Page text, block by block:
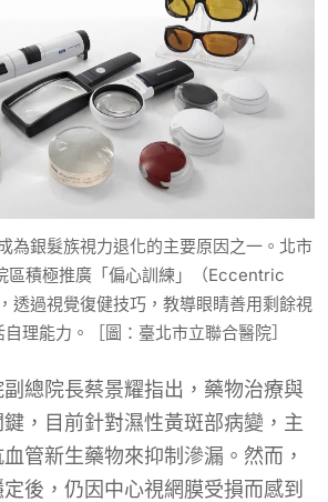
為銀髮族視力退化的主要原因之一。北市
區積極推廣「偏心訓練」（Eccentric
透過視覺復健技巧，教導眼睛善用剩餘視
理能力。［圖：臺北市立聯合醫院］
總院長蔡景耀指出，藥物治療與
，目前針對濕性黃斑部病變，主
管新生藥物來抑制滲漏。然而，
後，仍因中心視網膜受損而感到